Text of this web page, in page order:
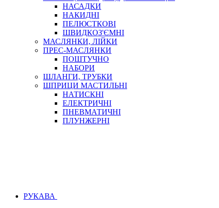
НАСАДКИ
НАКИДНІ
ПЕЛЮСТКОВІ
ШВИДКОЗ'ЄМНІ
МАСЛЯНКИ, ЛІЙКИ
ПРЕС-МАСЛЯНКИ
ПОШТУЧНО
НАБОРИ
ШЛАНГИ, ТРУБКИ
ШПРИЦИ МАСТИЛЬНІ
НАТИСКНІ
ЕЛЕКТРИЧНІ
ПНЕВМАТИЧНІ
ПЛУНЖЕРНІ
РУКАВА